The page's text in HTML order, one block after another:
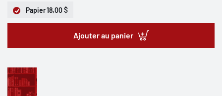
Papier18,00 $
Ajouter au panier